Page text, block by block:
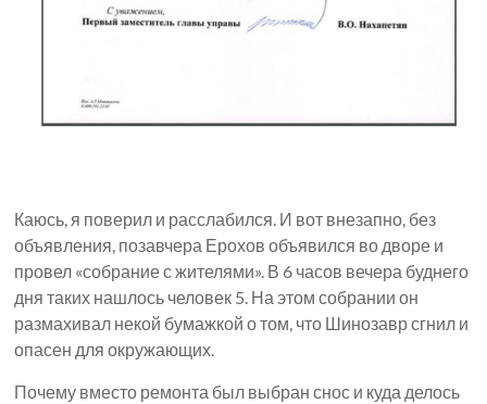
Каюсь, я поверил и расслабился. И вот внезапно, без
объявления, позавчера Ерохов объявился во дворе и
провел «собрание с жителями». В 6 часов вечера буднего
дня таких нашлось человек 5. На этом собрании он
размахивал некой бумажкой о том, что Шинозавр сгнил и
опасен для окружающих.
Почему вместо ремонта был выбран снос и куда делось